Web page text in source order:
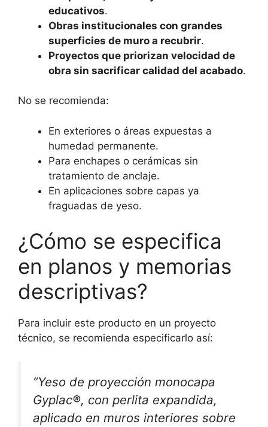
educativos.
Obras institucionales con grandes
superficies de muro a recubrir.
Proyectos que priorizan velocidad de
obra sin sacrificar calidad del acabado.
No se recomienda:
En exteriores o áreas expuestas a
humedad permanente.
Para enchapes o cerámicas sin
tratamiento de anclaje.
En aplicaciones sobre capas ya
fraguadas de yeso.
¿Cómo se especifica
en planos y memorias
descriptivas?
Para incluir este producto en un proyecto
técnico, se recomienda especificarlo así:
“Yeso de proyección monocapa
Gyplac®, con perlita expandida,
aplicado en muros interiores sobre